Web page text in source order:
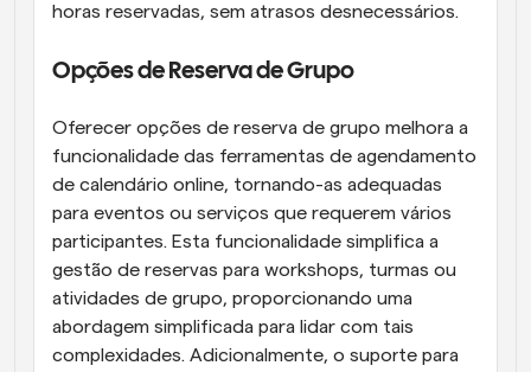
horas reservadas, sem atrasos desnecessários.
Opções de Reserva de Grupo
Oferecer opções de reserva de grupo melhora a
funcionalidade das ferramentas de agendamento
de calendário online, tornando-as adequadas
para eventos ou serviços que requerem vários
participantes. Esta funcionalidade simplifica a
gestão de reservas para workshops, turmas ou
atividades de grupo, proporcionando uma
abordagem simplificada para lidar com tais
complexidades. Adicionalmente, o suporte para